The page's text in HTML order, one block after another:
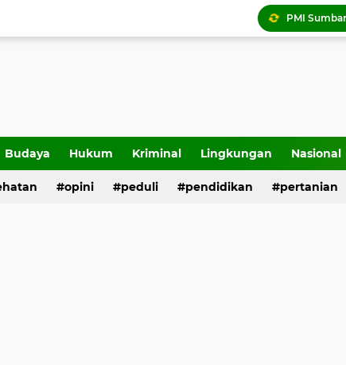
Budaya Hukum Kriminal Lingkungan Nasional
opini peduli pendidikan pertanian